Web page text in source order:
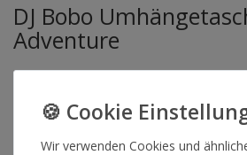
DJ Bobo
Adventure
Druck auf der Front.
Artikelnummer16083
Wir verwenden Cookies und